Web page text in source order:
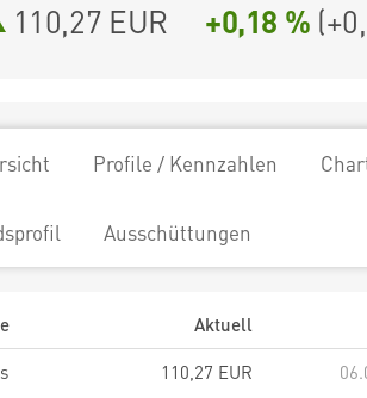
110,27 EUR +0,18 % (
Profile / Kennzahlen
Ausschüttungen
Aktuell
110,27 EUR